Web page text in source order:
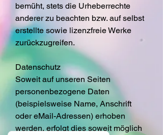
bemüht, stets die Urheberrechte
anderer zu beachten bzw. auf selbst
erstellte sowie lizenzfreie Werke
zurückzugreifen.
Datenschutz
Soweit auf unseren Seiten
personenbezogene Daten
(beispielsweise Name, Anschrift
oder eMail-Adressen) erhoben
werden, erfolgt dies soweit möglich